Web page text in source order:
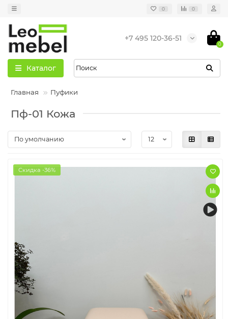
0 0
+7 495 120-36-51
0
Каталог
Главная Пуфики
Пф-01 Кожа
Скидка -36%